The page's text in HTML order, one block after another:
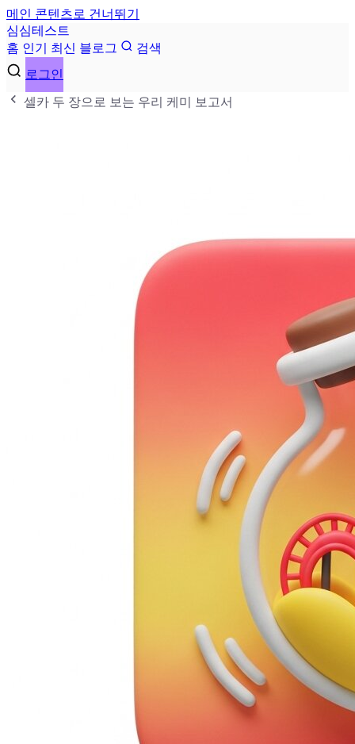
메인 콘텐츠로 건너뛰기
심심테 스 트
홈 인기 최신 블로그
검색
로그인
셀카 두 장으로 보는 우리 케미 보고서